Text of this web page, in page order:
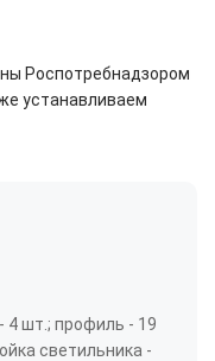
Роспотребнадзором
устанавливаем
4 шт.; профиль - 19
светильника -